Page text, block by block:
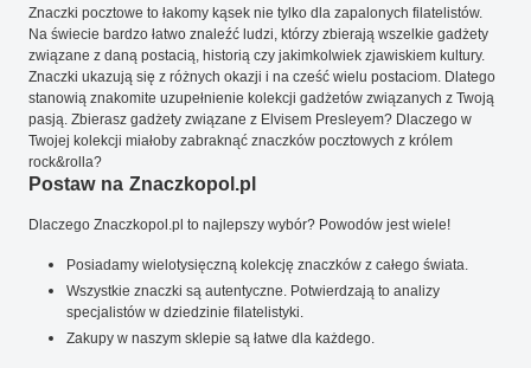
Znaczki pocztowe to łakomy kąsek nie tylko dla zapalonych filatelistów.
Na świecie bardzo łatwo znaleźć ludzi, którzy zbierają wszelkie gadżety
związane z daną postacią, historią czy jakimkolwiek zjawiskiem kultury.
Znaczki ukazują się z różnych okazji i na cześć wielu postaciom. Dlatego
stanowią znakomite uzupełnienie kolekcji gadżetów związanych z Twoją
pasją. Zbierasz gadżety związane z Elvisem Presleyem? Dlaczego w
Twojej kolekcji miałoby zabraknąć znaczków pocztowych z królem
rock&rolla?
Postaw na Znaczkopol.pl
Dlaczego Znaczkopol.pl to najlepszy wybór? Powodów jest wiele!
Posiadamy wielotysięczną kolekcję znaczków z całego świata.
Wszystkie znaczki są autentyczne. Potwierdzają to analizy
specjalistów w dziedzinie filatelistyki.
Zakupy w naszym sklepie są łatwe dla każdego.